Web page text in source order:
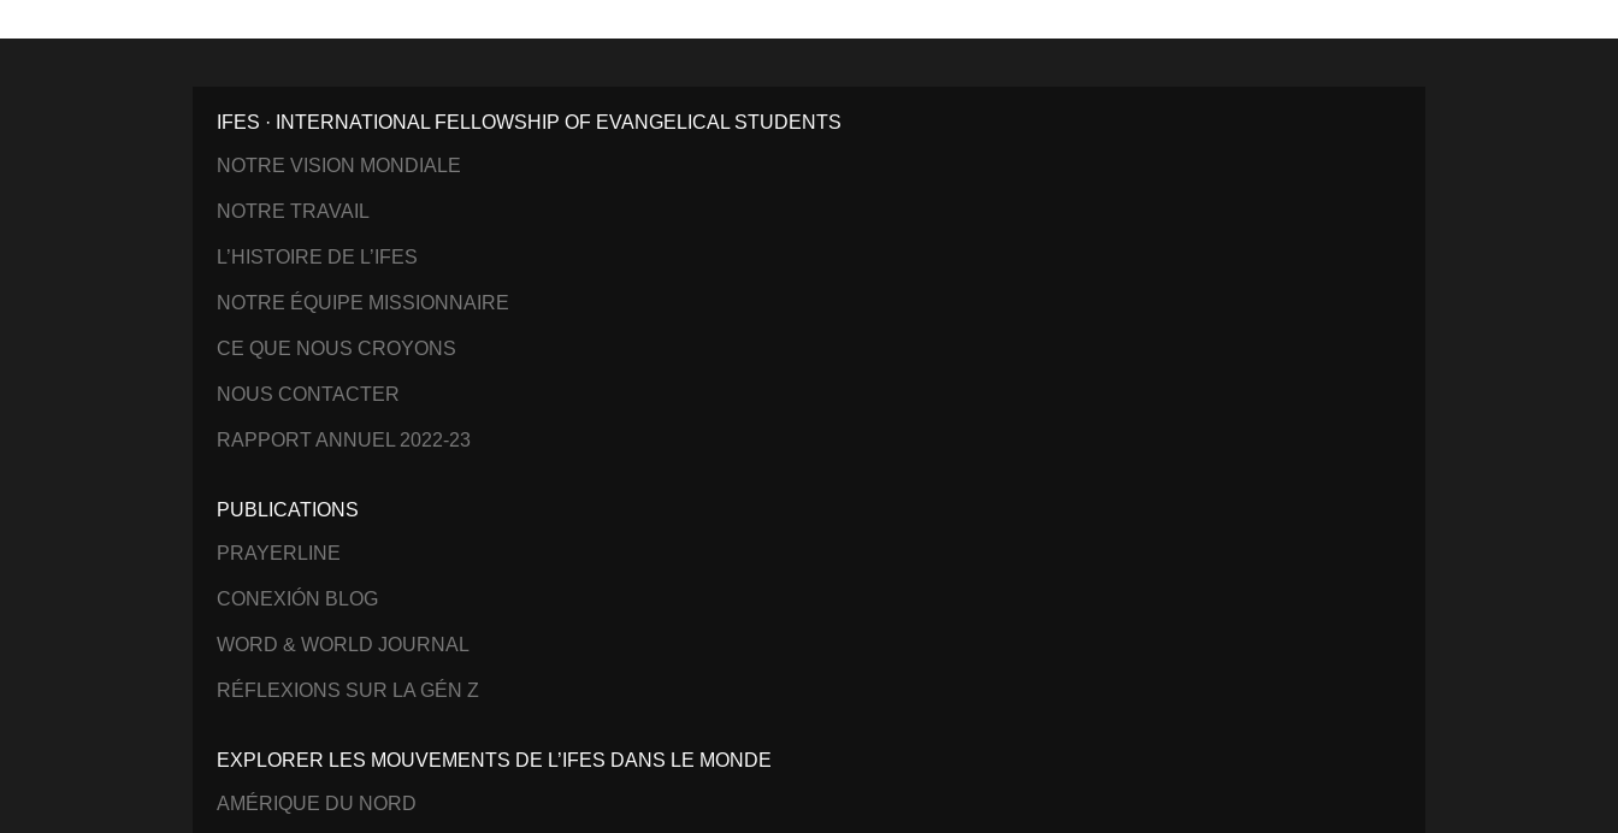
IFES · INTERNATIONAL FELLOWSHIP OF EVANGELICAL STUDENTS
NOTRE VISION MONDIALE
NOTRE TRAVAIL
L’HISTOIRE DE L’IFES
NOTRE ÉQUIPE MISSIONNAIRE
CE QUE NOUS CROYONS
NOUS CONTACTER
RAPPORT ANNUEL 2022-23
PUBLICATIONS
PRAYERLINE
CONEXIÓN BLOG
WORD & WORLD JOURNAL
RÉFLEXIONS SUR LA GÉN Z
EXPLORER LES MOUVEMENTS DE L’IFES DANS LE MONDE
AMÉRIQUE DU NORD